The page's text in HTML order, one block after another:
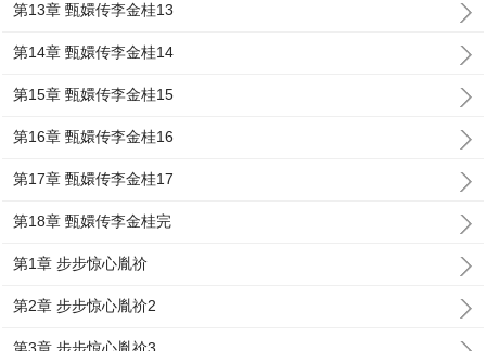
第13章 甄嬛传李金桂13
第14章 甄嬛传李金桂14
第15章 甄嬛传李金桂15
第16章 甄嬛传李金桂16
第17章 甄嬛传李金桂17
第18章 甄嬛传李金桂完
第1章 步步惊心胤祄
第2章 步步惊心胤祄2